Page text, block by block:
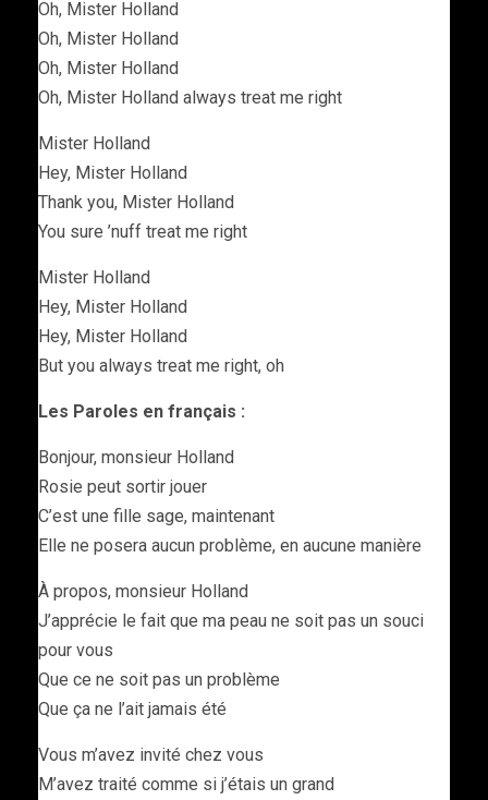
Oh, Mister Holland
Oh, Mister Holland
Oh, Mister Holland
Oh, Mister Holland always treat me right
Mister Holland
Hey, Mister Holland
Thank you, Mister Holland
You sure ’nuff treat me right
Mister Holland
Hey, Mister Holland
Hey, Mister Holland
But you always treat me right, oh
Les Paroles en français :
Bonjour, monsieur Holland
Rosie peut sortir jouer
C’est une fille sage, maintenant
Elle ne posera aucun problème, en aucune manière
À propos, monsieur Holland
J’apprécie le fait que ma peau ne soit pas un souci
pour vous
Que ce ne soit pas un problème
Que ça ne l’ait jamais été
Vous m’avez invité chez vous
M’avez traité comme si j’étais un grand